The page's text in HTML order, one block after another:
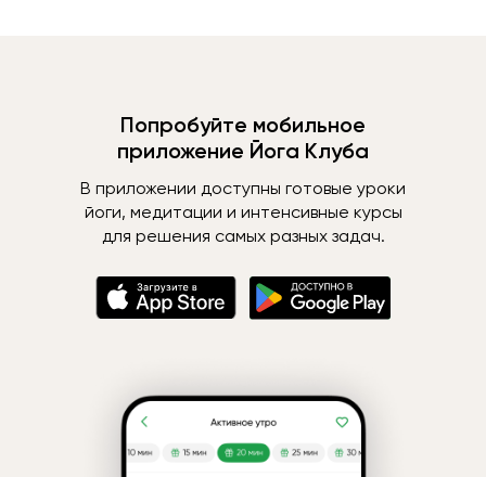
Попробуйте мобильное
приложение Йога Клуба
В приложении доступны готовые уроки
йоги, медитации и интенсивные курсы
для решения самых разных задач.